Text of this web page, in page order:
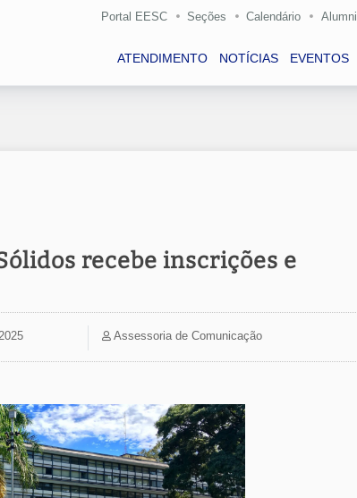
Portal EESC Seções Calendário Alumni
ATENDIMENTO NOTÍCIAS EVENTOS
recebe inscrições e
Assessoria de Comunicação